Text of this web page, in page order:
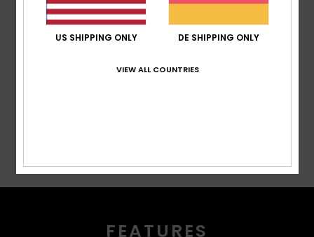
Gesäßtasche mit Reißverschluss
Belüftung:Mit Mesh gefütterte Belüftung
Saum: Elastische Bündchen unten
Zusammensetzung[Hauptstoff] 100 % recyceltes
FEATURES
US SHIPPING ONLY DE SHIPPING ONLY
VIEW ALL COUNTRIES